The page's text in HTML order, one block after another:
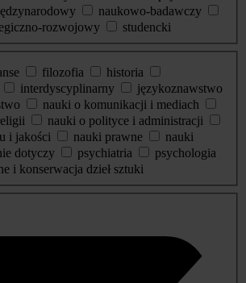
naukowo-badawczy
rozwojowy
studencki
filozofia
historia
interdyscyplinarny
językoznawstwo
nauki o komunikacji i mediach
nauki o polityce i administracji
i jakości
nauki prawne
nauki
dotyczy psychiatria
psychologia
i konserwacja dzieł sztuki